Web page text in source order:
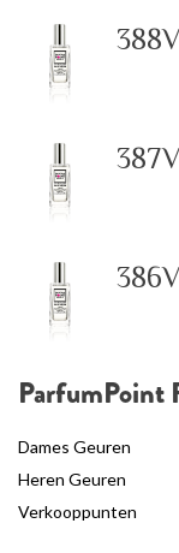
ParfumPoint
Dames Geuren
Heren Geuren
Verkooppunten